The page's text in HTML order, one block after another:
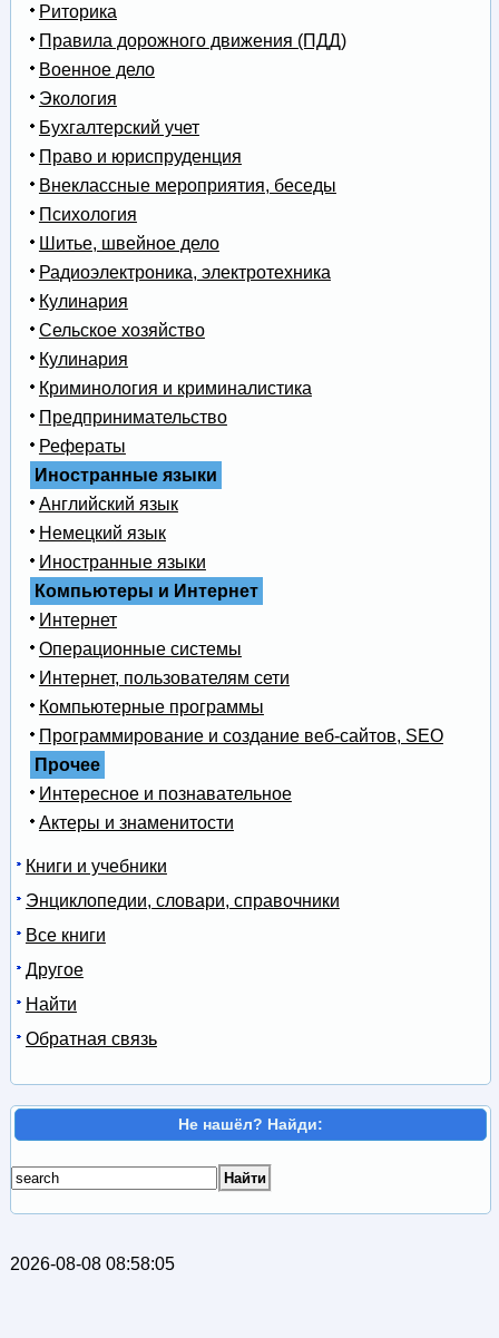
Риторика
Правила дорожного движения (ПДД)
Военное дело
Экология
Бухгалтерский учет
Право и юриспруденция
Внеклассные мероприятия, беседы
Психология
Шитье, швейное дело
Радиоэлектроника, электротехника
Кулинария
Сельское хозяйство
Кулинария
Криминология и криминалистика
Предпринимательство
Рефераты
Иностранные языки
Английский язык
Немецкий язык
Иностранные языки
Компьютеры и Интернет
Интернет
Операционные системы
Интернет, пользователям сети
Компьютерные программы
Программирование и создание веб-сайтов, SEO
Прочее
Интересное и познавательное
Актеры и знаменитости
Книги и учебники
Энциклопедии, словари, справочники
Все книги
Другое
Найти
Обратная связь
Не нашёл? Найди:
2026-08-08 08:58:05